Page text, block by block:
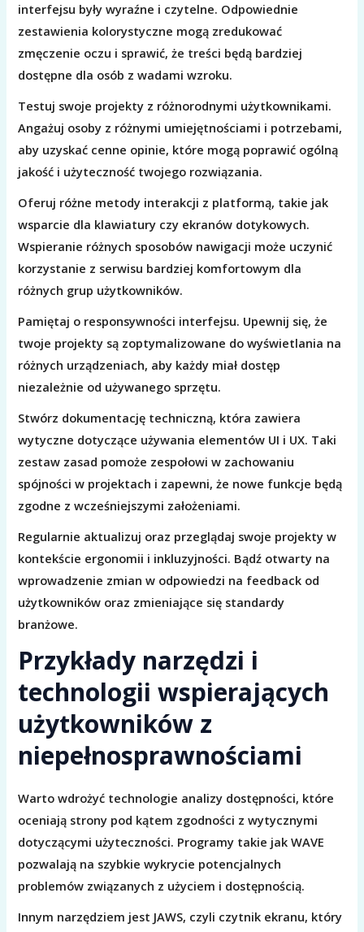
interfejsu były wyraźne i czytelne. Odpowiednie
zestawienia kolorystyczne mogą zredukować
zmęczenie oczu i sprawić, że treści będą bardziej
dostępne dla osób z wadami wzroku.
Testuj swoje projekty z różnorodnymi użytkownikami.
Angażuj osoby z różnymi umiejętnościami i potrzebami,
aby uzyskać cenne opinie, które mogą poprawić ogólną
jakość i użyteczność twojego rozwiązania.
Oferuj różne metody interakcji z platformą, takie jak
wsparcie dla klawiatury czy ekranów dotykowych.
Wspieranie różnych sposobów nawigacji może uczynić
korzystanie z serwisu bardziej komfortowym dla
różnych grup użytkowników.
Pamiętaj o responsywności interfejsu. Upewnij się, że
twoje projekty są zoptymalizowane do wyświetlania na
różnych urządzeniach, aby każdy miał dostęp
niezależnie od używanego sprzętu.
Stwórz dokumentację techniczną, która zawiera
wytyczne dotyczące używania elementów UI i UX. Taki
zestaw zasad pomoże zespołowi w zachowaniu
spójności w projektach i zapewni, że nowe funkcje będą
zgodne z wcześniejszymi założeniami.
Regularnie aktualizuj oraz przeglądaj swoje projekty w
kontekście ergonomii i inkluzyjności. Bądź otwarty na
wprowadzenie zmian w odpowiedzi na feedback od
użytkowników oraz zmieniające się standardy
branżowe.
Przykłady narzędzi i
technologii wspierających
użytkowników z
niepełnosprawnościami
Warto wdrożyć technologie analizy dostępności, które
oceniają strony pod kątem zgodności z wytycznymi
dotyczącymi użyteczności. Programy takie jak WAVE
pozwalają na szybkie wykrycie potencjalnych
problemów związanych z użyciem i dostępnością.
Innym narzędziem jest JAWS, czyli czytnik ekranu, który